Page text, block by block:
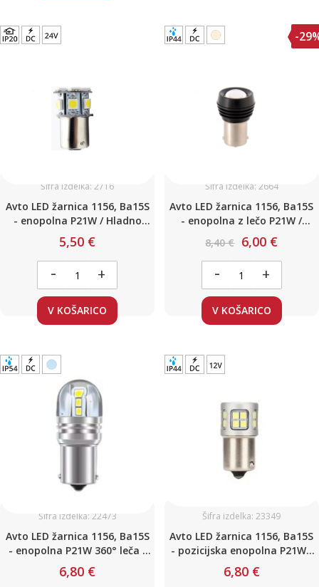
Šifra izdelka: 2716
Avto LED žarnica 1156, Ba15S
- enopolna P21W / Hladno
bela / 13 LED / 3,1W / 24V
5,50 €
- +
V KOŠARICO
-
Šifra izdelka: 2664
Avto LED žarnica 1156, Ba15S
- enopolna z lečo P21W /
Toplo bela / 1 LED / 2W / 12-
24V
8,40 € 6,00 €
- +
V KOŠARICO
Šifra izdelka: 22473
Avto LED žarnica 1156, Ba15S
- enopolna P21W 360° leča /
HLADNO BELA / CanBus z
uporom / DC12 - 24V
6,80 €
Šifra izdelka: 23349
Avto LED žarnica 1156, Ba15S
- pozicijska enopolna P21W /
HLADNO BELA / 30 LED 6W /
12V / Canbus / z uporom
6,80 €